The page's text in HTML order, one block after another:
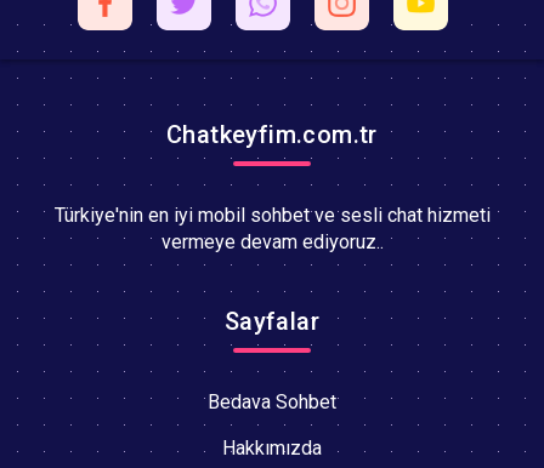
Chatkeyfim.com.tr
Türkiye'nin en iyi mobil sohbet ve sesli chat hizmeti
vermeye devam ediyoruz..
Sayfalar
Bedava Sohbet
Hakkımızda